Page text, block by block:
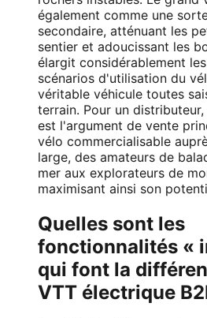
également comme une
secondaire, atténuant les
sentier et adoucissant les
élargit considérablement
scénarios d'utilisation du
véritable véhicule toutes
terrain. Pour un
est l'argument de vente
vélo commercialisable
large, des amateurs de
mer aux explorateurs de
maximisant ainsi son
Quelles sont les
fonctionnalités «
qui font la
VTT électrique